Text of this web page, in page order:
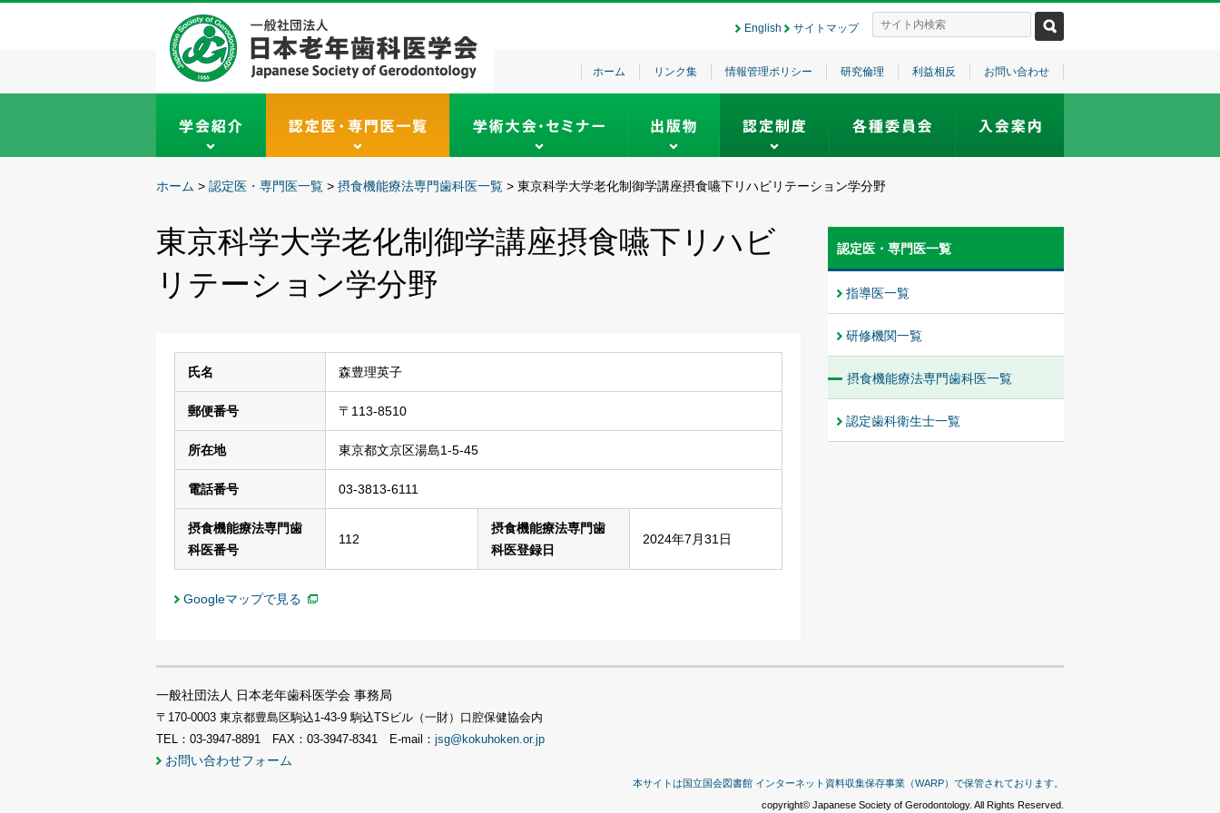
English サイトマップ
ホーム リンク集 情報管理ポリシー 研究倫理 利益相反 お問い合わせ
ホーム > 認定医・専門医一覧 > 摂食機能療法専門歯科医一覧 > 東京科学大学老化制御学講座摂食嚥下リハビリテーション学分野
東京科学大学老化制御学講座摂食嚥下リハビ
リテーション学分野
氏名 森豊理英子
郵便番号 〒113-8510
所在地 東京都文京区湯島1-5-45
電話番号 03-3813-6111
摂食機能療法専門歯
科医番号
112
摂食機能療法専門歯
科医登録日
2024年7月31日
Googleマップで見る
認定医・専門医一覧
指導医一覧
研修機関一覧
摂食機能療法専門歯科医一覧
認定歯科衛生士一覧
一般社団法人 日本老年歯科医学会 事務局
〒170-0003 東京都豊島区駒込1-43-9 駒込TSビル（一財）口腔保健協会内
TEL：03-3947-8891 FAX：03-3947-8341 E-mail： jsg@kokuhoken.or.jp
お問い合わせフォーム
本サイトは国立国会図書館 インターネット資料収集保存事業（WARP）で保管されております。
copyright© Japanese Society of Gerodontology. All Rights Reserved.